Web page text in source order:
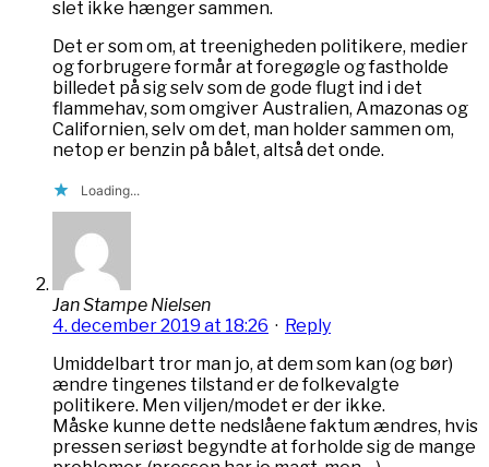
slet ikke hænger sammen.
Det er som om, at treenigheden politikere, medier
og forbrugere formår at foregøgle og fastholde
billedet på sig selv som de gode flugt ind i det
flammehav, som omgiver Australien, Amazonas og
Californien, selv om det, man holder sammen om,
netop er benzin på bålet, altså det onde.
Loading...
Jan Stampe Nielsen
4. december 2019 at 18:26 · Reply
Umiddelbart tror man jo, at dem som kan (og bør)
ændre tingenes tilstand er de folkevalgte
politikere. Men viljen/modet er der ikke.
Måske kunne dette nedslåene faktum ændres, hvis
pressen seriøst begyndte at forholde sig de mange